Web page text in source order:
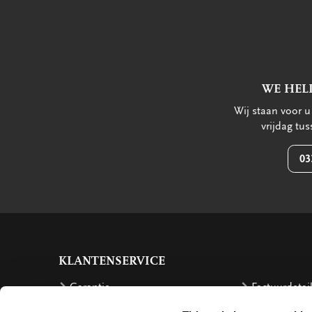
WE
Wij staan voor
vrijdag
KLANTENSERVICE
Garantie